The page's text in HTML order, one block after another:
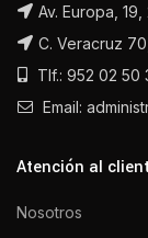
Av. Europa,
C. Veracruz
Tlf.: 952 02 50
Email:
Atención al
Nosotros